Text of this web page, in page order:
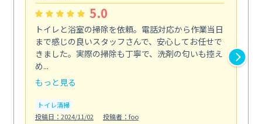
5.0
トイレと浴室の掃除を依頼。電話対応から作業当日
まで感じの良いスタッフさんで、安心してお任せで
きました。実際の掃除も丁寧で、洗剤の匂いも控え
め...
もっと見る
トイレ清掃
投稿日：2024/11/02
投稿者：foo